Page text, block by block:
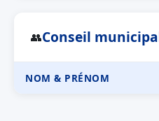
👥Conseil
NOM & PRÉNOM